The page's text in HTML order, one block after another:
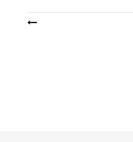
投